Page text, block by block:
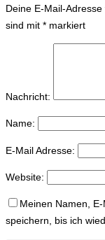
Deine E-Mail-
sind mit * markiert
Nachricht:
Name:
E-Mail Adresse:
Website:
Meinen Namen,
speichern, bis ich